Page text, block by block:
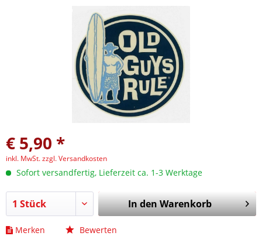
€ 5,90 *
inkl. MwSt.zzgl. Versandkosten
Sofort versandfertig, Lieferzeit ca. 1-3 Werktage
In denWarenkorb
Merken Bewerten